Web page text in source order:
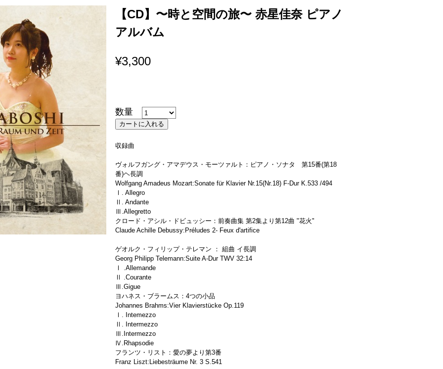
【CD】〜時と空間の旅〜 赤星佳奈 ピアノ
アルバム
¥3,300
数量
収録曲
ヴォルフガング・アマデウス・モーツァルト：ピアノ・ソナタ 第15番(第18
番)ヘ長調
Wolfgang Amadeus Mozart:Sonate für Klavier Nr.15(Nr.18) F-Dur K.533 /494
Ⅰ. Allegro
Ⅱ. Andante
Ⅲ.Allegretto
クロード・アシル・ドビュッシー：前奏曲集 第2集より第12曲 "花火"
Claude Achille Debussy:Préludes 2- Feux d'artifice
ゲオルク・フィリップ・テレマン ： 組曲 イ長調
Georg Philipp Telemann:Suite A-Dur TWV 32:14
Ⅰ .Allemande
Ⅱ .Courante
Ⅲ.Gigue
ヨハネス・ブラームス：4つの小品
Johannes Brahms:Vier Klavierstücke Op.119
Ⅰ. Intemezzo
Ⅱ. Intermezzo
Ⅲ.Intermezzo
Ⅳ.Rhapsodie
フランツ・リスト：愛の夢より第3番
Franz Liszt:Liebesträume Nr. 3 S.541